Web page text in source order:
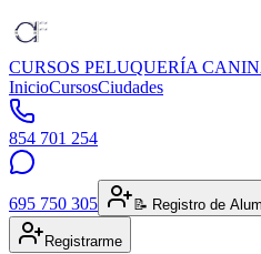
CURSOS PELUQUERÍA
InicioCursosCiudades
854 701 254
695 750 305 📝 Registro de
Registrarme